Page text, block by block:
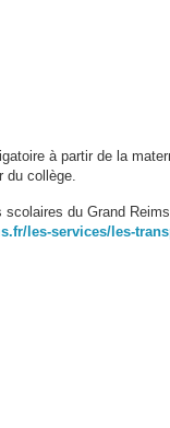
à partir de la
du collège.
du Grand
les-services/les-